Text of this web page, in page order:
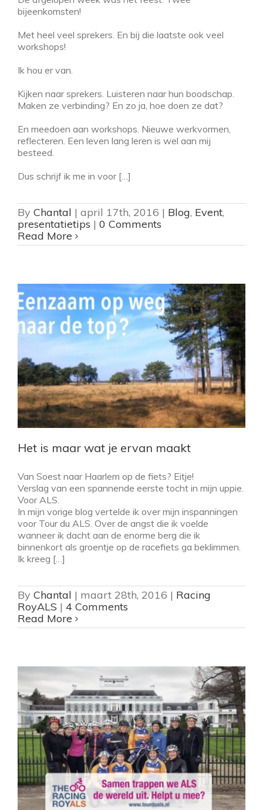
bijeenkomsten!
Met heel veel sprekers. En bij die laatste ook veel
workshops!
Ik hou er van.
Kijken naar sprekers. Luisteren naar hun boodschap.
Maken ze verbinding? En zo ja, hoe doen ze dat?
En meedoen aan workshops. Nieuwe werkvormen,
reflecteren. Een leven lang leren is wel aan mij
besteed.
Dus schrijf ik me in voor […]
By Chantal | april 17th, 2016 | Blog, Event,
presentatietips | 0 Comments
Read More
Het is maar wat je ervan maakt
Van Soest naar Haarlem op de fiets? Eitje!
Verslag van een spannende eerste tocht in mijn uppie.
Voor ALS.
In mijn vorige blog vertelde ik over mijn inspanningen
voor Tour du ALS. Over de angst die ik voelde
wanneer ik dacht aan de enorme berg die ik
binnenkort als groentje op de racefiets ga beklimmen.
Ik kreeg […]
By Chantal | maart 28th, 2016 | Racing
RoyALS | 4 Comments
Read More